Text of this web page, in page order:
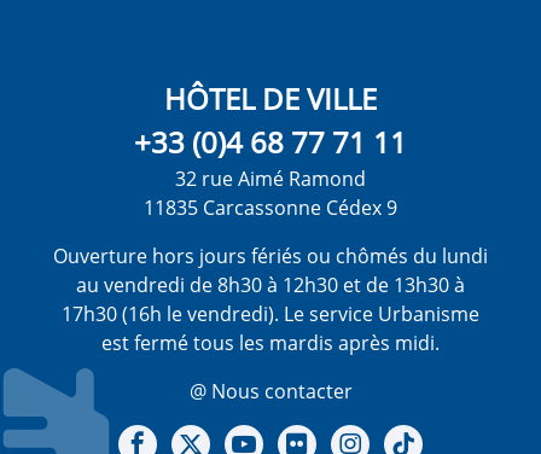
HÔTEL DE VILLE
+33 (0)4 68 77 71 11
32 rue Aimé Ramond
11835 Carcassonne Cédex 9
Ouverture hors jours fériés ou chômés du lundi
au vendredi de 8h30 à 12h30 et de 13h30 à
17h30 (16h le vendredi). Le service Urbanisme
est fermé tous les mardis après midi.
@ Nous contacter
Notre Facebook
Notre X - (twitter)
Notre chaine Youtube
Notre Gallerie sur Flickr
Notre Instagram